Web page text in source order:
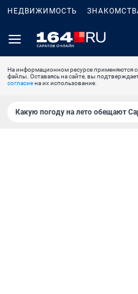
НЕДВИЖИМОСТЬ
На информационном ресурсе применяются
файлы. Оставаясь на сайте, вы
согласиена их использование.
Какую погоду на лето обещают